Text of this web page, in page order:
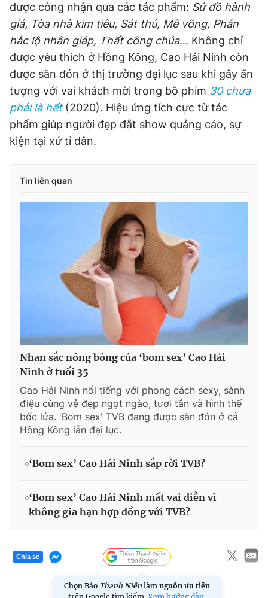
được công nhận qua các tác phẩm: Sứ đồ hành
giả, Tòa nhà kim tiêu, Sát thủ, Mê võng, Phản
hắc lộ nhân giáp, Thất công chúa… Không chỉ
được yêu thích ở Hồng Kông, Cao Hải Ninh còn
được săn đón ở thị trường đại lục sau khi gây ấn
tượng với vai khách mời trong bộ phim 30 chưa
phải là hết(2020). Hiệu ứng tích cực từ tác
phẩm giúp người đẹp đắt show quảng cáo, sự
kiện tại xứ tỉ dân.
Tin liên quan
Nhan sắc nóng bỏng của ‘bom sex’ Cao Hải
Ninh ở tuổi 35
Cao Hải Ninh nổi tiếng với phong cách sexy, sành
điệu cùng vẻ đẹp ngọt ngào, tươi tắn và hình thể
bốc lửa. 'Bom sex' TVB đang được săn đón ở cả
Hồng Kông lẫn đại lục.
‘Bom sex’ Cao Hải Ninh sắp rời TVB?
‘Bom sex’ Cao Hải Ninh mất vai diễn vì
không gia hạn hợp đồng với TVB?
Chia sẻ
Chọn Báo Thanh Niên làm nguồn ưu tiên